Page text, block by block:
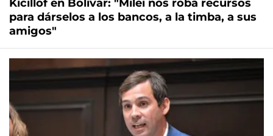
Kicillof en Bolívar: "Milei nos roba recursos
para dárselos a los bancos, a la timba, a sus
amigos"